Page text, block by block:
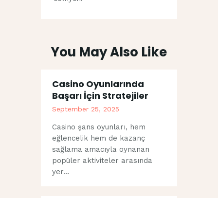
You May Also Like
Casino Oyunlarında
Başarı İçin Stratejiler
September 25, 2025
Casino şans oyunları, hem
eğlencelik hem de kazanç
sağlama amacıyla oynanan
popüler aktiviteler arasında
yer…